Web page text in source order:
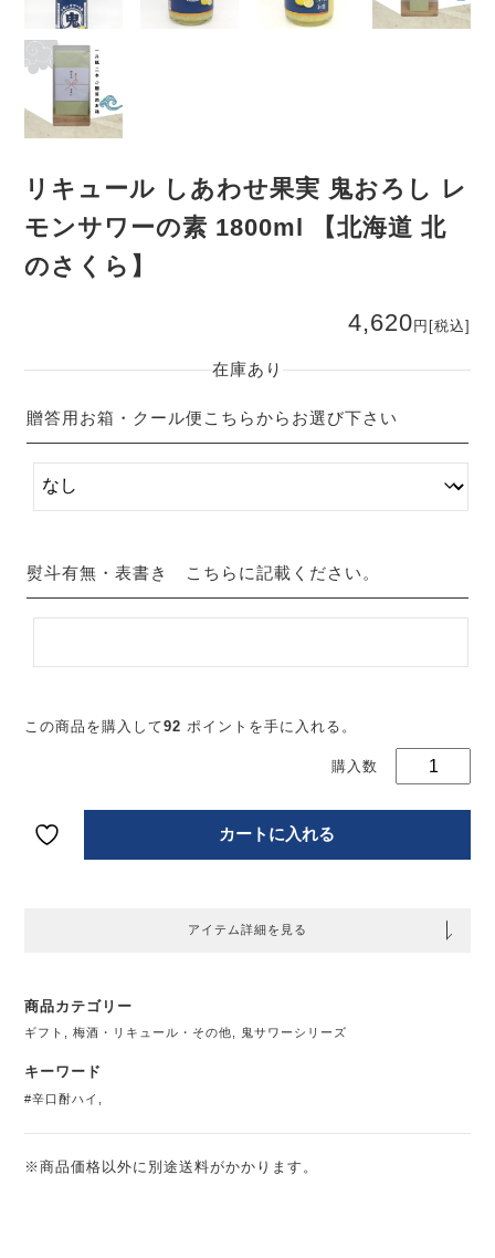
リキュール しあわせ果実 鬼おろし レ
モンサワーの素 1800ml 【北海道 北
のさくら】
4,620 円 [税込]
在庫あり
贈答用お箱・クール便こちらからお選び下さい
熨斗有無・表書き こちらに記載ください。
この商品を購入して92 ポイントを手に入れる。
レ
の
カートに入れる
アイテム詳細を見る
商品カテゴリー
ギフト ,梅酒・リキュール・その他 鬼サワーシリーズ
キーワード
#辛口酎ハイ
※商品価格以外に別途送料がかかります。